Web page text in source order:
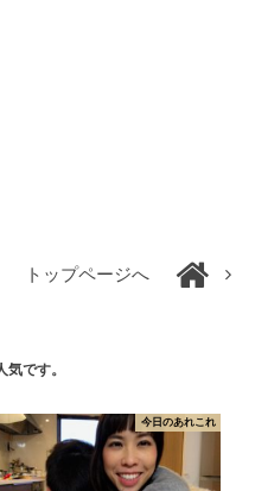
トップページへ
気です。
今日のあれこれ